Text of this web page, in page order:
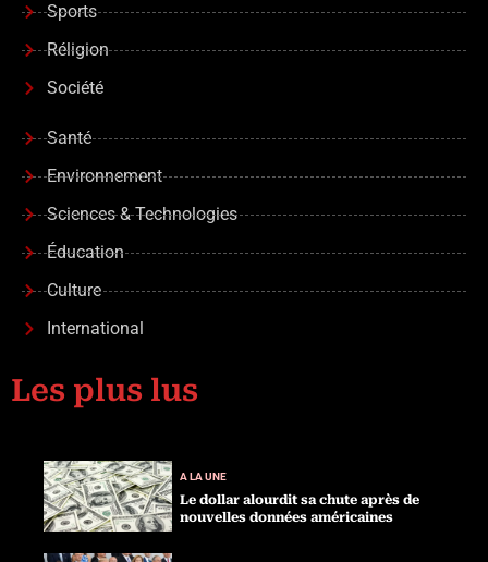
Sports
Réligion
Société
Santé
Environnement
Sciences & Technologies
Éducation
Culture
International
Les plus lus
A LA UNE
Le dollar alourdit sa chute après de
nouvelles données américaines